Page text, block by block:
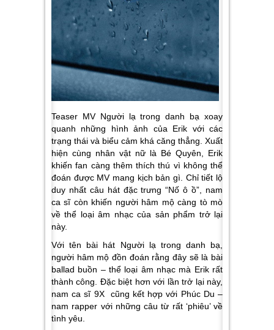
Teaser MV Người lạ trong danh bạxoay
quanh những hình ảnh của Erik với các
trạng thái và biểu cảm khá căng thẳng. Xuất
hiện cùng nhân vật nữ là Bé Quyên, Erik
khiến fan càng thêm thích thú vì không thể
đoán được MV mang kịch bản gì. Chỉ tiết lộ
duy nhất câu hát đặc trưng “Nố ô ồ”, nam
ca sĩ còn khiến người hâm mộ càng tò mò
về thể loại âm nhạc của sản phẩm trở lại
này.
Với tên bài hát Người lạ trong danh bạ,
người hâm mộ đồn đoán rằng đây sẽ là bài
ballad buồn – thể loại âm nhạc mà Erik rất
thành công. Đặc biệt hơn với lần trở lại này,
nam ca sĩ 9X cũng kết hợp với Phúc Du –
nam rapper với những câu từ rất ‘phiêu’ về
tình yêu.